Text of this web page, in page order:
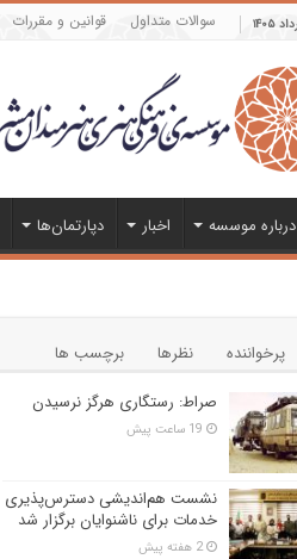
سوالات متداول قوانین و مقررات
درباره موسسه اخبار دپارتمان‌ها
پرخواننده نظرها
برچسب ها
صراط: رستگاری هرگز نرسیدن
19 ساعت پیش
نشست هم‌اندیشی دسترس‌پذیری
خدمات برای ناشنوایان برگزار شد
2 هفته پیش